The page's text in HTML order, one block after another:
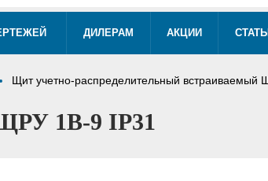
ДИЛЕРАМ АКЦИИ
Щит учетно-распределительный встраиваемый
1В-9 IP31